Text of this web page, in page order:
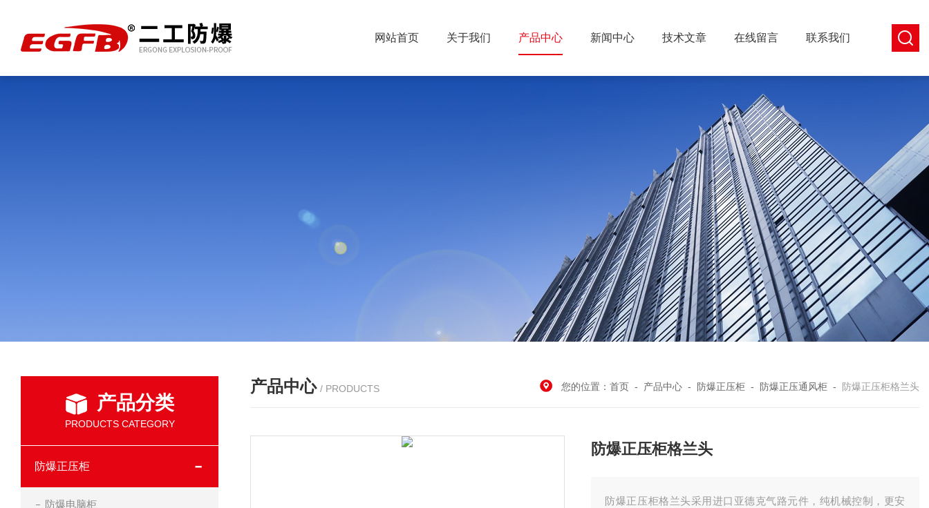
网站首页 关于我们 产品中心 新闻中心 技术文章 在线留言 联系我们
产品分类
PRODUCTS CATEGORY
防爆正压柜
防爆电脑柜
产品中心 / PRODUCTS 您的位置： 首页 - 产品中心 - 防爆正压柜 - 防爆正压通风柜 - 防爆正压柜格兰头
防爆正压柜格兰头
防爆正压柜格兰头采用进口亚德克气路元件，纯机械控制，更安